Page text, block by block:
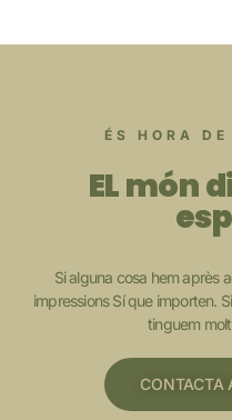
ÉS HORA
EL món
Si alguna cosa hem après
impressions Sí que importen.
tinguem
CONTACTA